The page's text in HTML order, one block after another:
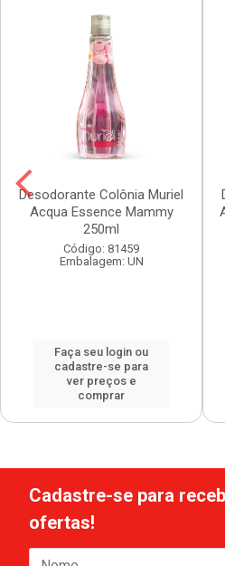
Desodorante Colônia Muriel
Acqua Essence Mammy
250ml
Código: 81459
Embalagem: UN
Faça seu login ou
cadastre-se para
ver preços e
comprar
Cadastre-se para
ofertas!